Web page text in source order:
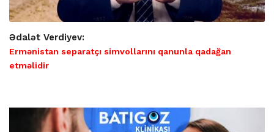
Ədalət Verdiyev:
Ermənistan separatçı simvollarını qanunla qadağan
etməlidir